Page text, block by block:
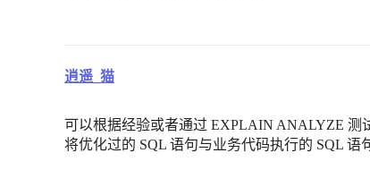
逍遥_猫
可以根据经验或者通过 EXPLAIN ANALYZE 测
将优化过的 SQL 语句与业务代码执行的 SQL 语